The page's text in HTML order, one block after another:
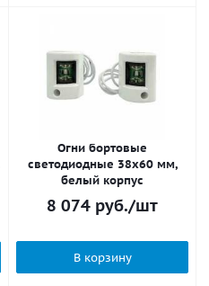
Огни бортовые
светодиодные 38х60 мм,
белый корпус
8 074 руб./шт
В корзину